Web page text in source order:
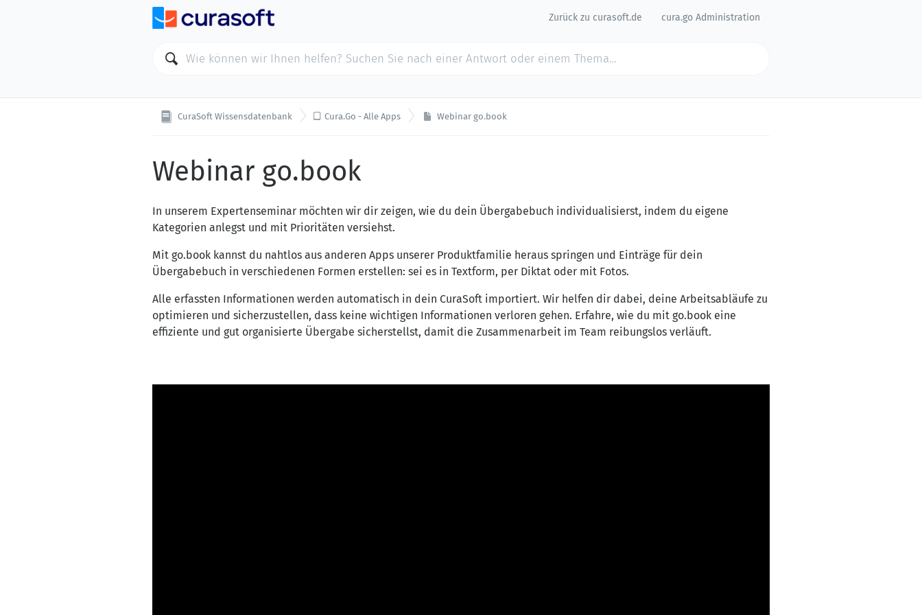
Zurück zu curasoft.de cura.go Administration
CuraSoft Wissensdatenbank  Cura.Go - Alle Apps Webinar go.book
Webinar go.book
In unserem Expertenseminar möchten wir dir zeigen, wie du dein Übergabebuch individualisierst, indem du eigene
Kategorien anlegst und mit Prioritäten versiehst.
Mit go.book kannst du nahtlos aus anderen Apps unserer Produktfamilie heraus springen und Einträge für dein
Übergabebuch in verschiedenen Formen erstellen: sei es in Textform, per Diktat oder mit Fotos.
Alle erfassten Informationen werden automatisch in dein CuraSoft importiert. Wir helfen dir dabei, deine Arbeitsabläufe zu
optimieren und sicherzustellen, dass keine wichtigen Informationen verloren gehen. Erfahre, wie du mit go.book eine
effiziente und gut organisierte Übergabe sicherstellst, damit die Zusammenarbeit im Team reibungslos verläuft.